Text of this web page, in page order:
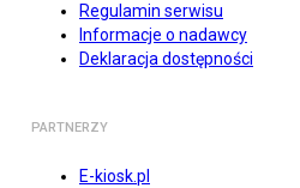
Regulamin serwisu
Informacje o nadawcy
Deklaracja dostępności
PARTNERZY
E-kiosk.pl